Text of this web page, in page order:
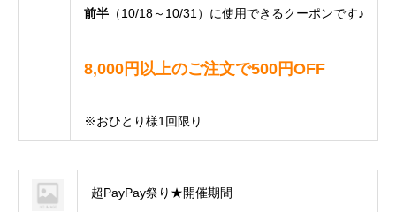
前半 （10/18～10/31）に使用できるクーポンです♪
8,000円以上のご注文で500円OFF
※おひとり様1回限り
超PayPay祭り★開催期間